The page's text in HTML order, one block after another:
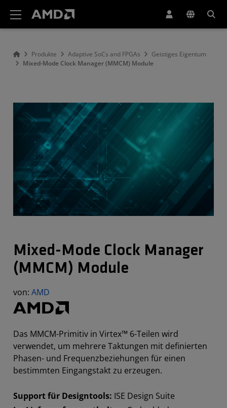
Produkte Adaptive SoCs and FPGAs
Geistiges Eigentum
Mixed-Mode Clock Manager (MMCM) Module
Mixed-Mode Clock Manager
(MMCM) Module
von: AMD
Das MMCM-Primitiv in Virtex™ 6-Teilen wird
verwendet, um mehrere Taktungen mit definierten
Phasen- und Frequenzbeziehungen für einen
bestimmten Eingangstakt zu erzeugen.
Support für Designtools: ISE Design Suite